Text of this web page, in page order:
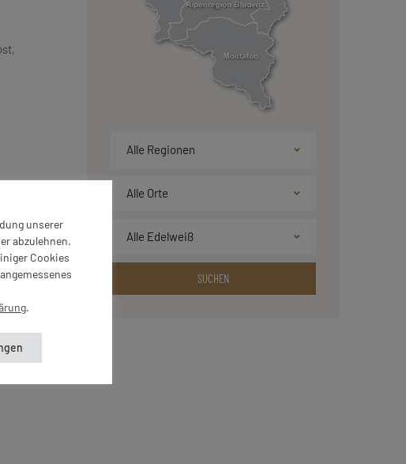
SUCHEN
unserer
abzulehnen.
Cookies
.